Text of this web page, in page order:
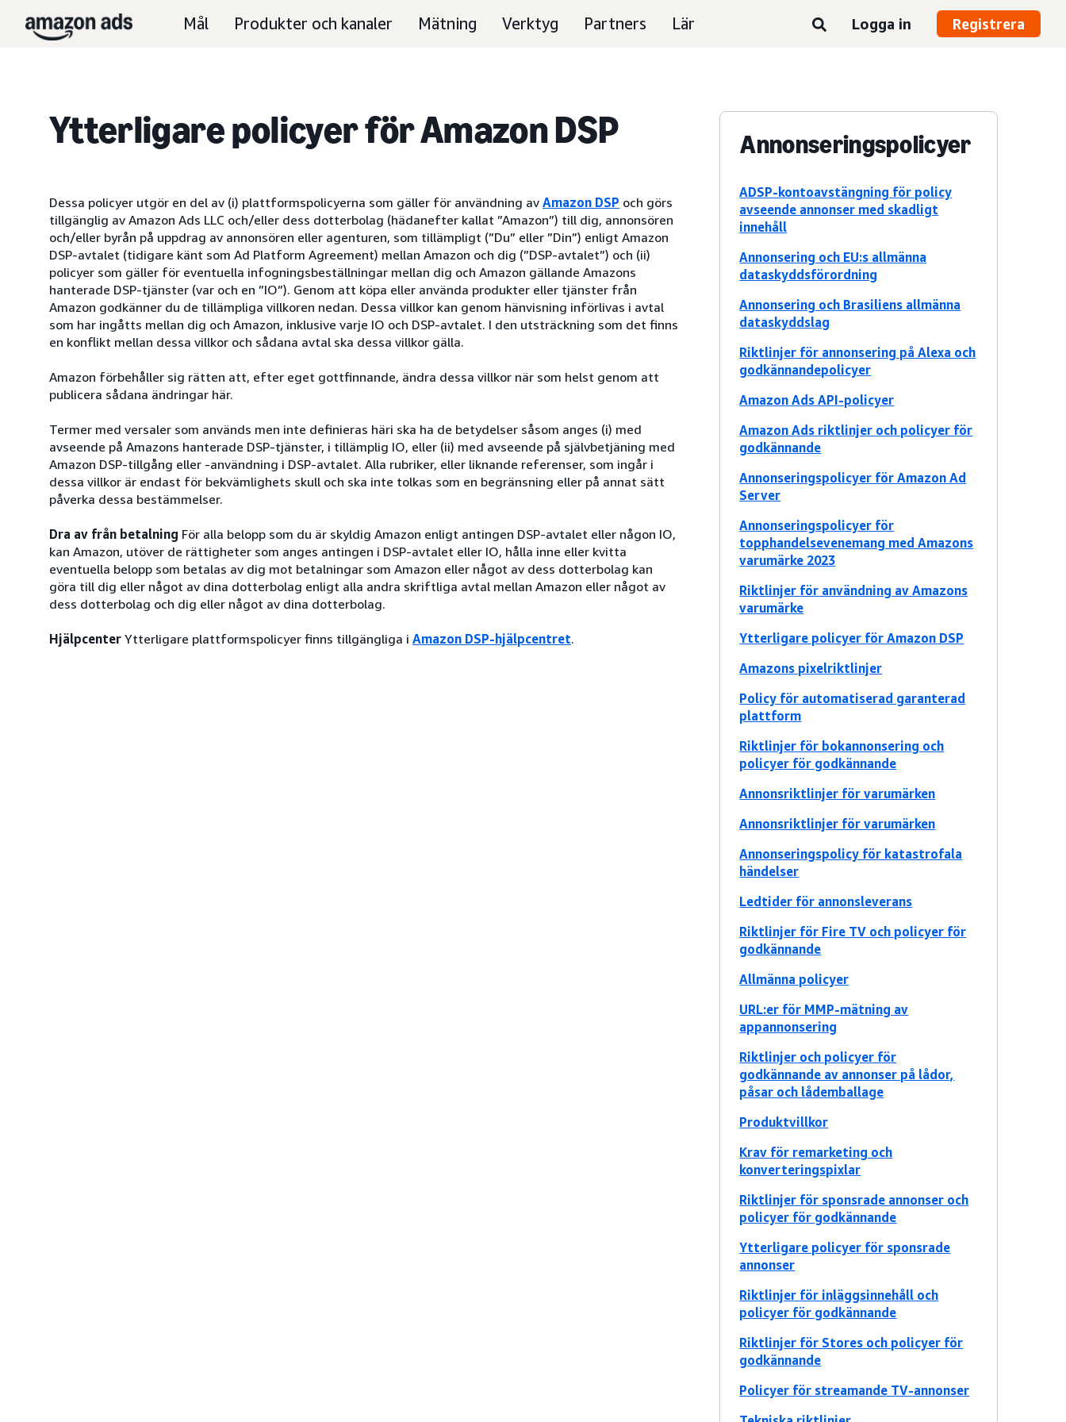
Mål Produkter och kanaler Mätning Verktyg Partners Lär Logga in Registrera
Ytterligare policyer för Amazon DSP
Dessa policyer utgör en del av (i) plattformspolicyerna som gäller för användning av Amazon DSP och görs
tillgänglig av Amazon Ads LLC och/eller dess dotterbolag (hädanefter kallat ”Amazon”) till dig, annonsören
och/eller byrån på uppdrag av annonsören eller agenturen, som tillämpligt (”Du” eller ”Din”) enligt Amazon
DSP-avtalet (tidigare känt som Ad Platform Agreement) mellan Amazon och dig (”DSP-avtalet”) och (ii)
policyer som gäller för eventuella infogningsbeställningar mellan dig och Amazon gällande Amazons
hanterade DSP-tjänster (var och en ”IO”). Genom att köpa eller använda produkter eller tjänster från
Amazon godkänner du de tillämpliga villkoren nedan. Dessa villkor kan genom hänvisning införlivas i avtal
som har ingåtts mellan dig och Amazon, inklusive varje IO och DSP-avtalet. I den utsträckning som det finns
en konflikt mellan dessa villkor och sådana avtal ska dessa villkor gälla.
Amazon förbehåller sig rätten att, efter eget gottfinnande, ändra dessa villkor när som helst genom att
publicera sådana ändringar här.
Termer med versaler som används men inte definieras häri ska ha de betydelser såsom anges (i) med
avseende på Amazons hanterade DSP-tjänster, i tillämplig IO, eller (ii) med avseende på självbetjäning med
Amazon DSP-tillgång eller -användning i DSP-avtalet. Alla rubriker, eller liknande referenser, som ingår i
dessa villkor är endast för bekvämlighets skull och ska inte tolkas som en begränsning eller på annat sätt
påverka dessa bestämmelser.
Dra av från betalning För alla belopp som du är skyldig Amazon enligt antingen DSP-avtalet eller någon IO,
kan Amazon, utöver de rättigheter som anges antingen i DSP-avtalet eller IO, hålla inne eller kvitta
eventuella belopp som betalas av dig mot betalningar som Amazon eller något av dess dotterbolag kan
göra till dig eller något av dina dotterbolag enligt alla andra skriftliga avtal mellan Amazon eller något av
dess dotterbolag och dig eller något av dina dotterbolag.
Hjälpcenter Ytterligare plattformspolicyer finns tillgängliga i Amazon DSP-hjälpcentret.
Annonseringspolicyer
ADSP-kontoavstängning för policy
avseende annonser med skadligt
innehåll
Annonsering och EU:s allmänna
dataskyddsförordning
Annonsering och Brasiliens allmänna
dataskyddslag
Riktlinjer för annonsering på Alexa och
godkännandepolicyer
Amazon Ads API-policyer
Amazon Ads riktlinjer och policyer för
godkännande
Annonseringspolicyer för Amazon Ad
Server
Annonseringspolicyer för
topphandelsevenemang med Amazons
varumärke 2023
Riktlinjer för användning av Amazons
varumärke
Ytterligare policyer för Amazon DSP
Amazons pixelriktlinjer
Policy för automatiserad garanterad
plattform
Riktlinjer för bokannonsering och
policyer för godkännande
Annonsriktlinjer för varumärken
Annonsriktlinjer för varumärken
Annonseringspolicy för katastrofala
händelser
Ledtider för annonsleverans
Riktlinjer för Fire TV och policyer för
godkännande
Allmänna policyer
URL:er för MMP-mätning av
appannonsering
Riktlinjer och policyer för
godkännande av annonser på lådor,
påsar och lådemballage
Produktvillkor
Krav för remarketing och
konverteringspixlar
Riktlinjer för sponsrade annonser och
policyer för godkännande
Ytterligare policyer för sponsrade
annonser
Riktlinjer för inläggsinnehåll och
policyer för godkännande
Riktlinjer för Stores och policyer för
godkännande
Policyer för streamande TV-annonser